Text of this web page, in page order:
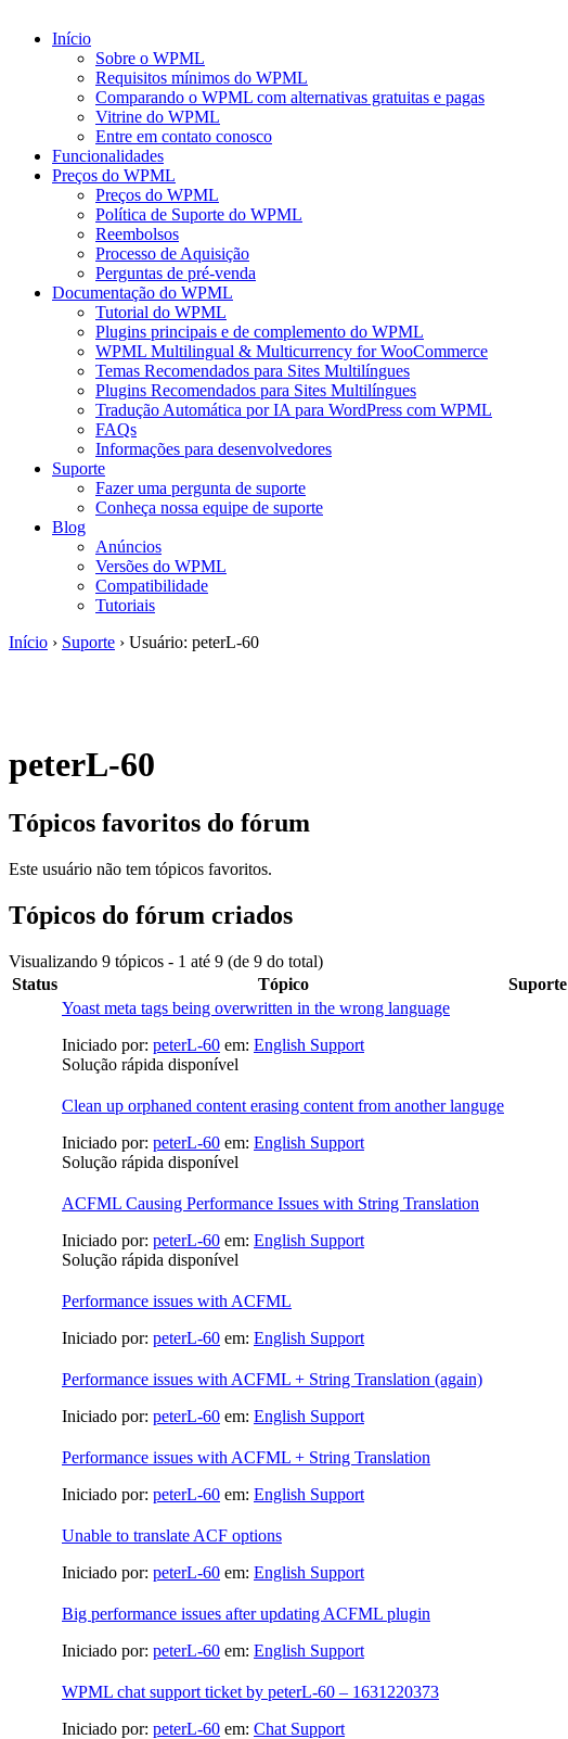
Início
Sobre o WPML
Requisitos mínimos do WPML
Comparando o WPML com alternativas gratuitas e pagas
Vitrine do WPML
Entre em contato conosco
Funcionalidades
Preços do WPML
Preços do WPML
Política de Suporte do WPML
Reembolsos
Processo de Aquisição
Perguntas de pré-venda
Documentação do WPML
Tutorial do WPML
Plugins principais e de complemento do WPML
WPML Multilingual & Multicurrency for WooCommerce
Temas Recomendados para Sites Multilíngues
Plugins Recomendados para Sites Multilíngues
Tradução Automática por IA para WordPress com WPML
FAQs
Informações para desenvolvedores
Suporte
Fazer uma pergunta de suporte
Conheça nossa equipe de suporte
Blog
Anúncios
Versões do WPML
Compatibilidade
Tutoriais
Início › Suporte › Usuário: peterL-60
peterL-60
Tópicos favoritos do fórum
Este usuário não tem tópicos favoritos.
Tópicos do fórum criados
Visualizando 9 tópicos - 1 até 9 (de 9 do total)
Status
Tópico Suporte
Yoast meta tags being overwritten in the wrong language
Iniciado por: peterL-60 em: English Support
Solução rápida disponível
Clean up orphaned content erasing content from another languge
Iniciado por: peterL-60 em: English Support
Solução rápida disponível
ACFML Causing Performance Issues with String Translation
Iniciado por: peterL-60 em: English Support
Solução rápida disponível
Performance issues with ACFML
Iniciado por: peterL-60 em: English Support
Performance issues with ACFML + String Translation (again)
Iniciado por: peterL-60 em: English Support
Performance issues with ACFML + String Translation
Iniciado por: peterL-60 em: English Support
Unable to translate ACF options
Iniciado por: peterL-60 em: English Support
Big performance issues after updating ACFML plugin
Iniciado por: peterL-60 em: English Support
WPML chat support ticket by peterL-60 – 1631220373
Iniciado por: peterL-60 em: Chat Support